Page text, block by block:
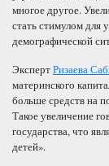
многое другое.
стать стимулом для
демографической
ЭкспертРизаева
материнского
больше средств на
Такое увеличение
государства, что
детей».